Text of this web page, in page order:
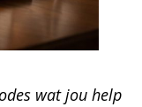
wat jou help